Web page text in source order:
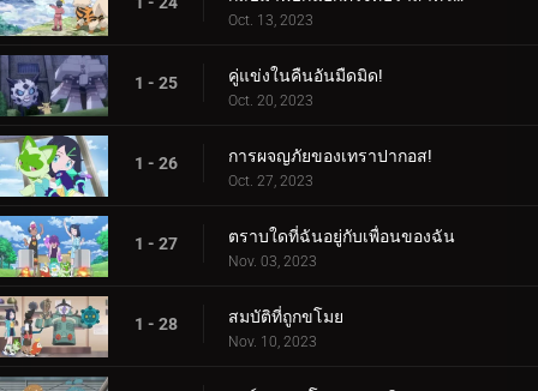
Oct. 13, 2023
1 - 25 คู่แข่งในคืนอันมืดมิด!
Oct. 20, 2023
1 - 26 การผจญภัยของเทราปากอส!
Oct. 27, 2023
1 - 27 ตราบใดที่ฉันอยู่กับเพื่อนของฉัน
Nov. 03, 2023
1 - 28 สมบัติที่ถูกขโมย
Nov. 10, 2023